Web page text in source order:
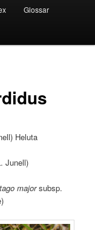
Glossar
Heluta
Junell)
majorsubsp.